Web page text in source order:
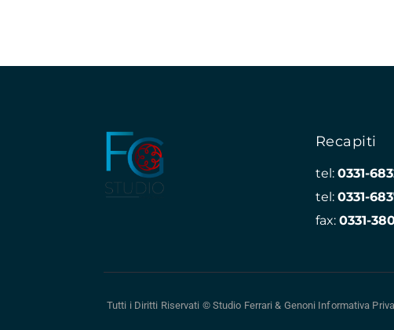
Recapiti
tel: 0331-
tel: 0331-
fax: 0331-
Tutti i Diritti Riservati © Studio Ferrari & Genoni Informativa